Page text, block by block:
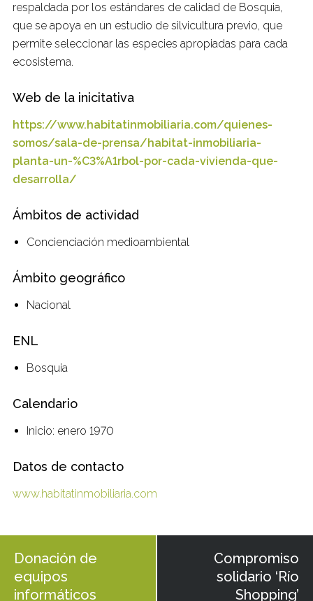
respaldada por los estándares de calidad de Bosquia,
que se apoya en un estudio de silvicultura previo, que
permite seleccionar las especies apropiadas para cada
ecosistema.
Web de la inicitativa
https://www.habitatinmobiliaria.com/quienes-
somos/sala-de-prensa/habitat-inmobiliaria-
planta-un-%C3%A1rbol-por-cada-vivienda-que-
desarrolla/
Ámbitos de actividad
Concienciación medioambiental
Ámbito geográfico
Nacional
ENL
Bosquia
Calendario
Inicio: enero 1970
Datos de contacto
www.habitatinmobiliaria.com
Donación de
equipos
informáticos
Compromiso
solidario ‘Río
Shopping’